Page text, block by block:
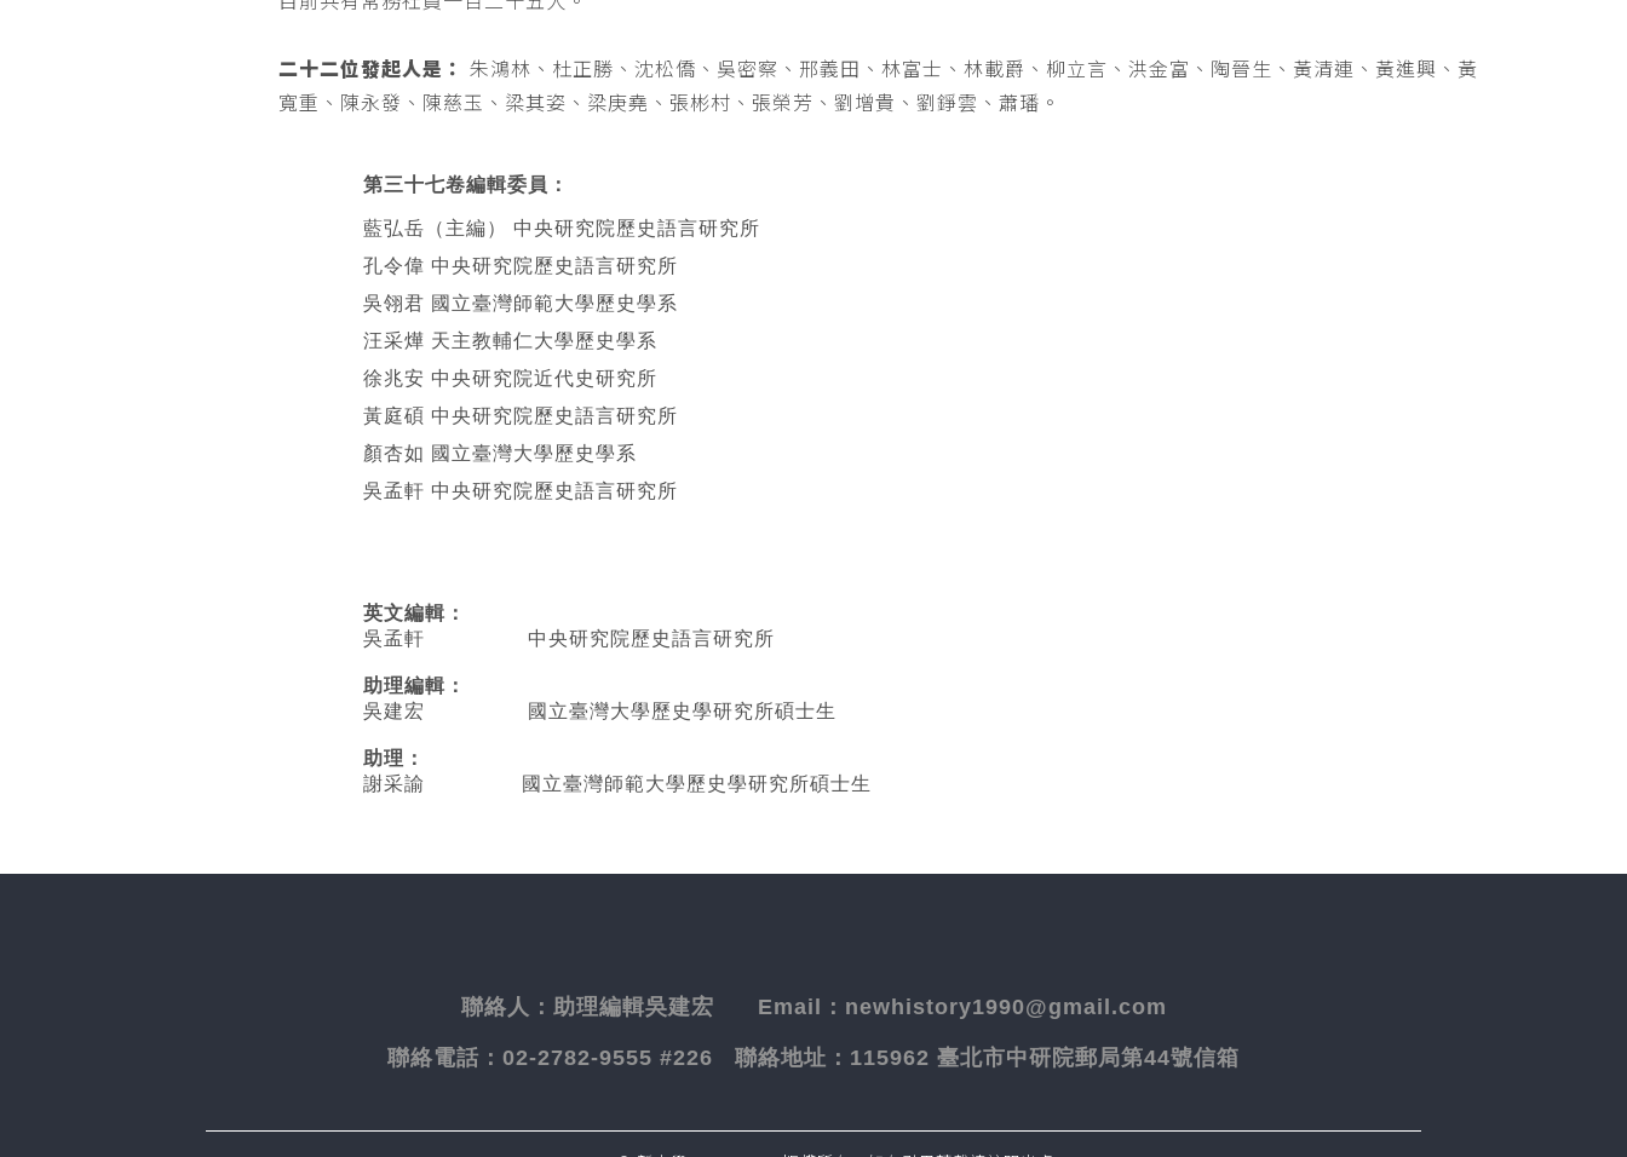
二十二位發起人是：
朱鴻林、杜正勝、沈松僑、吳密察、邢義田、林富士、林載爵、柳立言、洪金富、陶晉生、黃清連、黃進興、黃
寬重、陳永發、陳慈玉、梁其姿、梁庚堯、張彬村、張榮芳、劉增貴、劉錚雲、蕭璠。
第三十七卷編輯委員：
藍弘岳（主編） 中央研究院歷史語言研究所
孔令偉 中央研究院歷史語言研究所
吳翎君 國立臺灣師範大學歷史學系
汪采燁 天主教輔仁大學歷史學系
徐兆安 中央研究院近代史研究所
黃庭碩 中央研究院歷史語言研究所
顏杏如 國立臺灣大學歷史學系
吳孟軒 中央研究院歷史語言研究所
英文編輯 ：
吳孟軒 中央研究院歷史語言研究所
助理編輯：
吳建宏 國立臺灣大學歷史學研究所碩士生
助理：
謝采諭
國立臺灣師範大學歷史學研究所碩士生
聯絡人： 助理編輯吳建宏 Email：newhistory1990@gmail.com
聯絡電話： 02-2782-9555 #226 聯絡地址： 115962 臺北市中研院郵局第44號信箱